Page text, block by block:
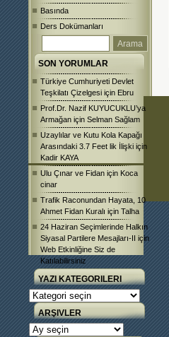
Basında
Ders Dokümanları
SON YORUMLAR
Türkiye Cumhuriyeti Devlet
Teşkilatı Çizelgesi için Ebru
Prof.Dr. Nazif KUYUCUKLU’ya
Armağan için Selman Sağlam
Uzaylılar ve Kutu Kola Kapağı
Arasındaki 3.7 Feet lik İlişki için
Kadir KAYA
Ulu Çınar ve Fidan için Koca
cinar
Trafik Raconundan Hayata, 10
Ahmet Fidan Kuralı için Talha
24 Haziran Seçimlerinde Halkın
Siyasal Partilere Mesajları-II için
Web Etkinliğine Siz de
Katılabilirsiniz
YAZI KATEGORILERI
Yazı
Kategorileri
ARŞIVLER
Arşivler